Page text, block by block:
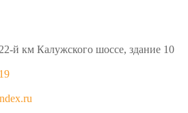
й км Калужского шоссе, здание 10